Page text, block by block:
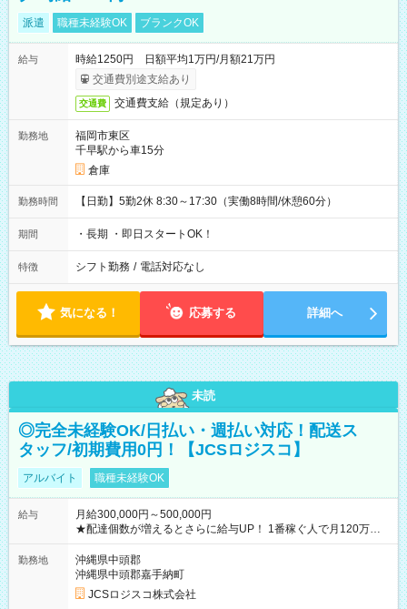
派遣 職種未経験OK ブランクOK
給与
時給1250円 日額平均1万円/月額21万円
交通費別途支給あり
交通費 交通費支給（規定あり）
勤務地
福岡市東区
千早駅から車15分
倉庫
勤務時間 【日勤】5勤2休 8:30～17:30（実働8時間/休憩60分）
期間 ・長期 ・即日スタートOK！
特徴 シフト勤務 / 電話対応なし
気になる！ 応募する 詳細へ
未読
◎完全未経験OK/日払い・週払い対応！配送ス
タッフ/初期費用0円！【JCSロジスコ】
アルバイト 職種未経験OK
給与
月給300,000円～500,000円
★配達個数が増えるとさらに給与UP！ 1番稼ぐ人で月120万ほ
ど！ ・主要都市エリア 月収55万円／週5日稼働 月収65万~112
万円／週6日稼働 ・地方郊外エリア 月収40万円／週5日稼働 月
収40万円~50万円／週6日稼働 ＜モデルイメージ＞ ■月収50万
円 (27歳男性/江東区在住)※元建築関係 1日150個配達×25日勤務
(日休み) ■月収80万円(43歳男性/墨田区在住)※元営業 1日200個
勤務地
沖縄県中頭郡
沖縄県中頭郡嘉手納町
JCSロジスコ株式会社